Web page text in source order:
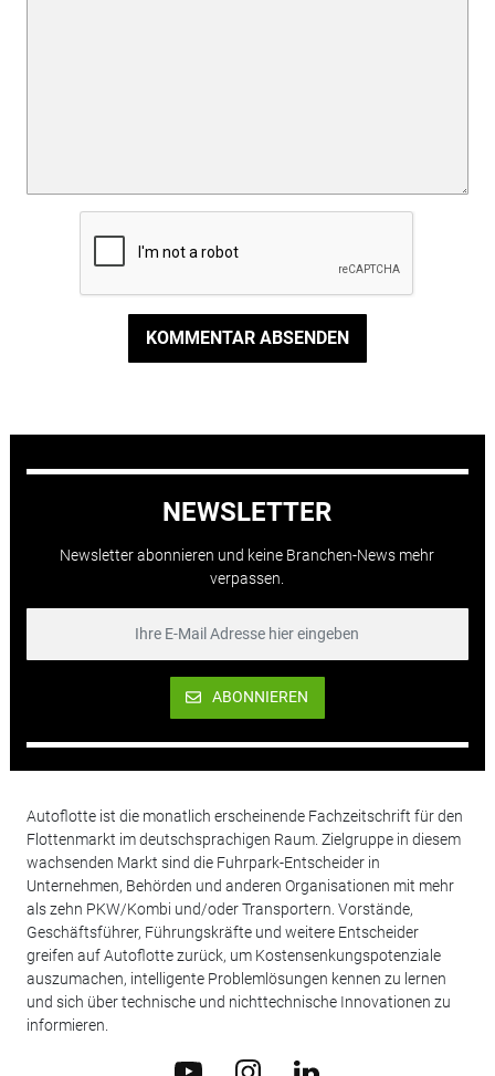
KOMMENTAR ABSENDEN
NEWSLETTER
Newsletter abonnieren und keine Branchen-News mehr
verpassen.
ABONNIEREN
Autoflotte ist die monatlich erscheinende Fachzeitschrift für den
Flottenmarkt im deutschsprachigen Raum. Zielgruppe in diesem
wachsenden Markt sind die Fuhrpark-Entscheider in
Unternehmen, Behörden und anderen Organisationen mit mehr
als zehn PKW/Kombi und/oder Transportern. Vorstände,
Geschäftsführer, Führungskräfte und weitere Entscheider
greifen auf Autoflotte zurück, um Kostensenkungspotenziale
auszumachen, intelligente Problemlösungen kennen zu lernen
und sich über technische und nichttechnische Innovationen zu
informieren.